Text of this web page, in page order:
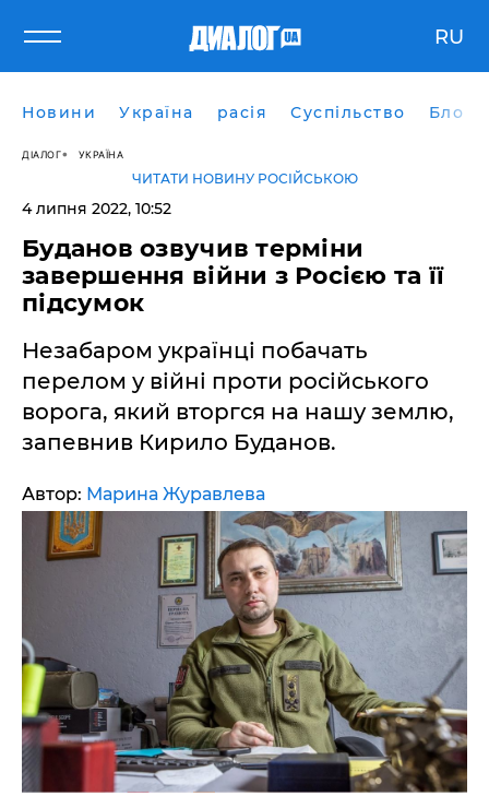
RU
Новини Україна расія Суспільство Блоги
ДІАЛОГ УКРАЇНА
ЧИТАТИ НОВИНУ РОСІЙСЬКОЮ
4 липня 2022, 10:52
Буданов озвучив терміни
завершення війни з Росією та її
підсумок
Незабаром українці побачать
перелом у війні проти російського
ворога, який вторгся на нашу землю,
запевнив Кирило Буданов.
Автор: Марина Журавлева